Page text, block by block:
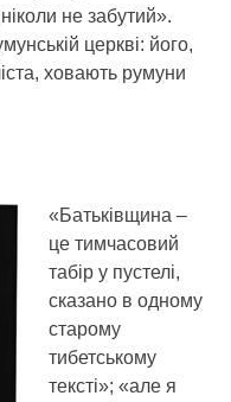
не забутий».
церкві: його,
ховають румуни
«Батьківщина –
це тимчасовий
табір у пустелі,
сказано в одному
старому
тибетському
тексті»; «але я